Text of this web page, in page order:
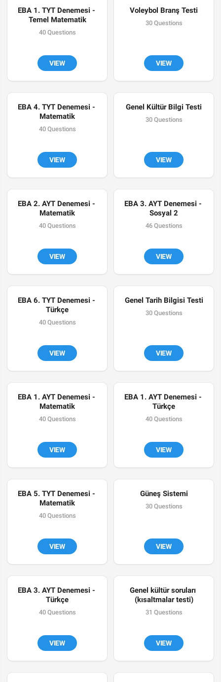
EBA 1. TYT Denemesi -
Temel Matematik
40 Questions
VIEW
Voleybol Branş Testi
30 Questions
VIEW
EBA 4. TYT Denemesi -
Matematik
40 Questions
VIEW
Genel Kültür Bilgi Testi
30 Questions
VIEW
EBA 2. AYT Denemesi -
Matematik
40 Questions
VIEW
EBA 3. AYT Denemesi -
Sosyal 2
46 Questions
VIEW
EBA 6. TYT Denemesi -
Türkçe
40 Questions
VIEW
Genel Tarih Bilgisi Testi
30 Questions
VIEW
EBA 1. AYT Denemesi -
Matematik
40 Questions
VIEW
EBA 1. AYT Denemesi -
Türkçe
40 Questions
VIEW
EBA 5. TYT Denemesi -
Matematik
40 Questions
VIEW
Güneş Sistemi
30 Questions
VIEW
EBA 3. AYT Denemesi -
Türkçe
40 Questions
VIEW
Genel kültür soruları
(kısaltmalar testi)
31 Questions
VIEW